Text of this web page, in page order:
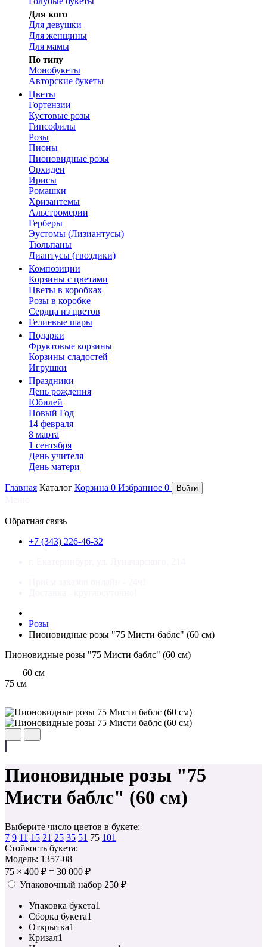
Для кого
Для девушки
Для женщины
Для мамы
По типу
Монобукеты
Авторские букеты
Цветы
Гортензии
Кустовые розы
Гипсофилы
Розы
Пионы
Пионовидные розы
Орхидеи
Ирисы
Ромашки
Хризантемы
Альстромерии
Герберы
Эустомы (Лизиантусы)
Тюльпаны
Диантусы (гвоздики)
Композиции
Корзины с цветами
Цветы в коробках
Розы в коробке
Сердца из цветов
Гелиевые шары
Подарки
Фруктовые корзины
Корзины сладостей
Игрушки
Праздники
День рождения
Юбилей
Новый Год
14 февраля
8 марта
1 сентября
День учителя
День матери
Главная Каталог Корзина 0 Избранное 0 Войти
Обратная связь
+7 (343) 226-46-32
Розы
Пионовидные розы "75 Мисти баблс" (60 см)
Пионовидные розы "75 Мисти баблс" (60 см)
60 см
75 см
Пионовидные розы "75
Мисти баблс" (60 см)
Выберите число цветов в букете:
7 9 11 15 21 25 35 51 75 101
Стойкость букета:
Модель: 1357-08
75 × 400 ₽ = 30 000 ₽
Упаковочный набор 250 ₽
Упаковка букета1
Сборка букета1
Открытка1
Кризал1